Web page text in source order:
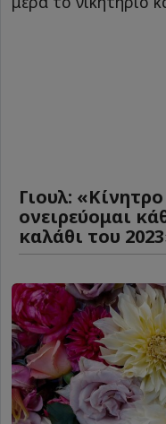
Γιουλ:
ονειρεύομαι
καλάθι του